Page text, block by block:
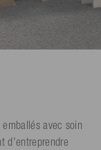
avec soin
d'entreprendre